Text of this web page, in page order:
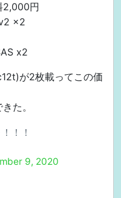
2,000円
x2
x2
が2枚載ってこの価
た。
！！
9, 2020